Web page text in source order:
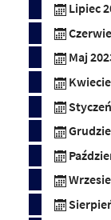
Lipiec
Maj